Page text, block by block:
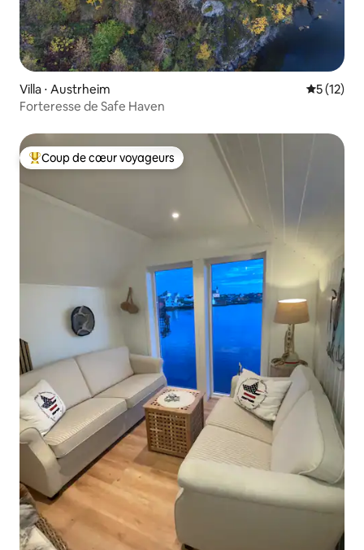
Villa ⋅ Austrheim
5 (12)
Forteresse de Safe Haven
Coups de cœur voyageurs les plus appréciés
Coup de cœur voyageurs